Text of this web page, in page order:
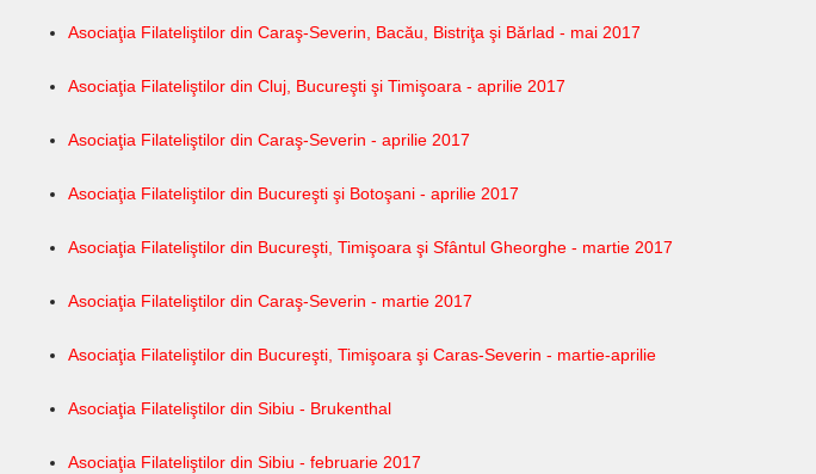
Asociaţia Filateliştilor din Caraş-Severin, Bacău, Bistriţa şi Bărlad - mai 2017
Asociaţia Filateliştilor din Cluj, Bucureşti şi Timişoara - aprilie 2017
Asociaţia Filateliştilor din Caraş-Severin - aprilie 2017
Asociaţia Filateliştilor din Bucureşti şi Botoşani - aprilie 2017
Asociaţia Filateliştilor din Bucureşti, Timişoara şi Sfântul Gheorghe - martie 2017
Asociaţia Filateliştilor din Caraş-Severin - martie 2017
Asociaţia Filateliştilor din Bucureşti, Timişoara şi Caras-Severin - martie-aprilie
Asociaţia Filateliştilor din Sibiu - Brukenthal
Asociaţia Filateliştilor din Sibiu - februarie 2017